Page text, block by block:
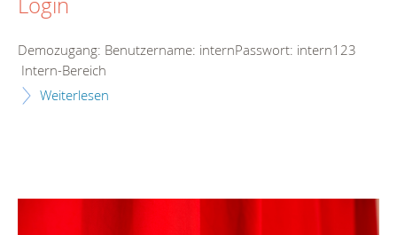
Demozugang: Benutzername: internPasswort: intern123
Intern-Bereich
Weiterlesen